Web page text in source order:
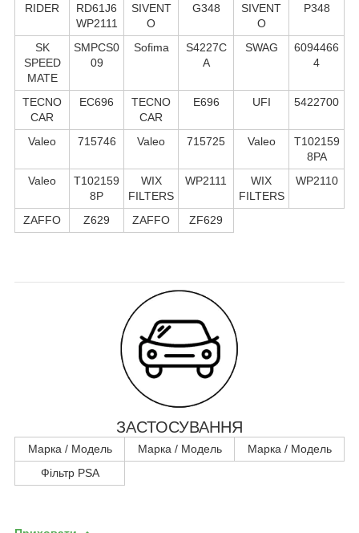
RIDER
RD61J6
WP2111
SIVENT
O
G348
SIVENT
O
P348
SK
SPEED
MATE
SMPCS0
09
Sofima
S4227C
A
SWAG
6094466
4
TECNO
CAR
EC696
TECNO
CAR
E696 UFI 5422700
Valeo 715746 Valeo 715725 Valeo
T102159
8PA
Valeo
T102159
8P
WIX
FILTERS
WP2111
WIX
FILTERS
WP2110
ZAFFO Z629 ZAFFO ZF629
ЗАСТОСУВАННЯ
Марка / Модель Марка / Модель
Марка / Модель
Фільтр PSA